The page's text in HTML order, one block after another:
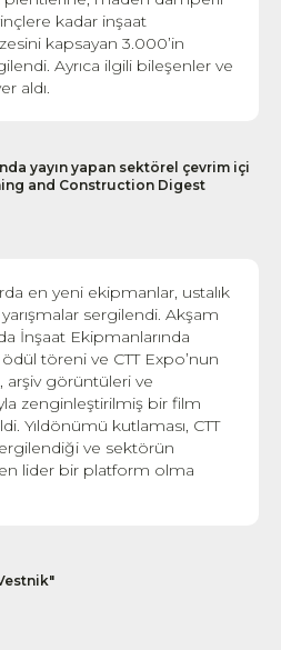
kadar inşaat
kapsayan 3.000’in
Ayrıca ilgili bileşenler ve
aldı.
yayın yapan sektörel çevrim içi
and Construction Digest
en yeni ekipmanlar, ustalık
yarışmalar sergilendi. Akşam
İnşaat Ekipmanlarında
ödül töreni ve CTT Expo’nun
arşiv görüntüleri ve
zenginleştirilmiş bir film
Yıldönümü kutlaması, CTT
ve sektörün
lider bir platform olma